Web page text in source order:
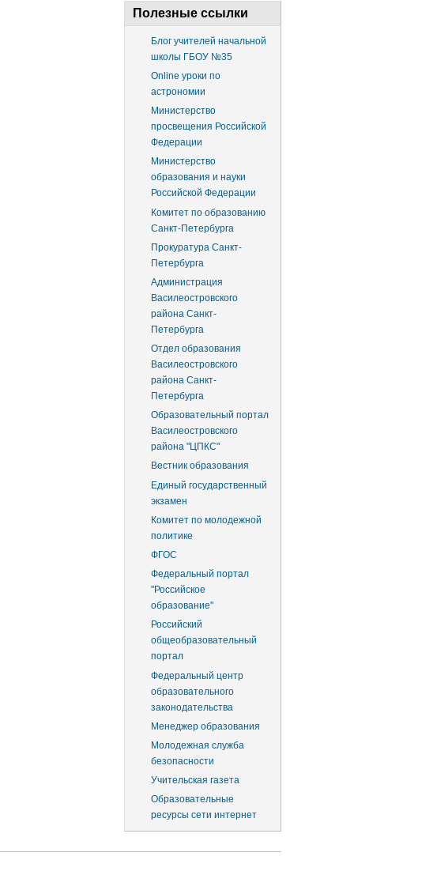
Полезные ссылки
Блог учителей начальной
школы ГБОУ №35
Online уроки по
астрономии
Министерство
просвещения Российской
Федерации
Министерство
образования и науки
Российской Федерации
Комитет по образованию
Санкт-Петербурга
Прокуратура Санкт-
Петербурга
Администрация
Василеостровского
района Санкт-
Петербурга
Отдел образования
Василеостровского
района Санкт-
Петербурга
Образовательный портал
Василеостровского
района "ЦПКС"
Вестник образования
Единый государственный
экзамен
Комитет по молодежной
политике
ФГОС
Федеральный портал
"Российское
образование"
Российский
общеобразовательный
портал
Федеральный центр
образовательного
законодательства
Менеджер образования
Молодежная служба
безопасности
Учительская газета
Образовательные
ресурсы сети интернет